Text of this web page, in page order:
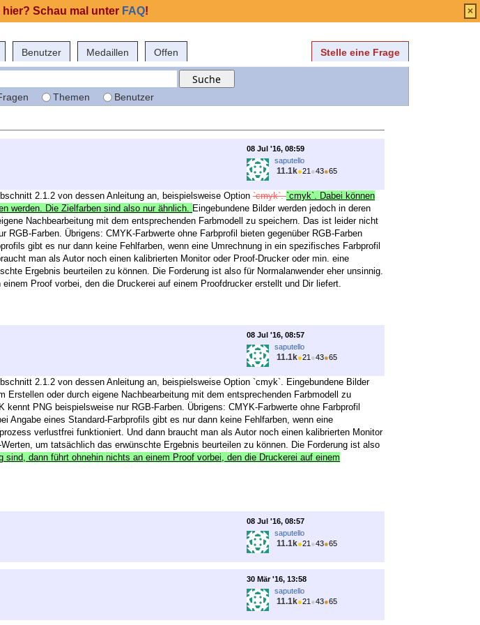
Benutzer Medaillen Offen Stelle eine Frage
Themen Benutzer
08 Jul '16, 08:59
saputello
11.1k●21 ●43●65
2.1.2 von dessen Anleitung an, beispielsweise Option `cmyk`.`cmyk`. Dabei können
werden. Die Zielfarben sind also nur ähnlich. Eingebundene Bilder werden jedoch in deren
Nachbearbeitung mit dem entsprechenden Farbmodell zu speichern. Das ist leider nicht
Farben. Übrigens: CMYK-Farbwerte ohne Farbprofil bieten gegenüber RGB-Farben
gibt es nur dann keine Fehlfarben, wenn eine Umrechnung in ein spezifisches Farbprofil
man als Autor noch einen kalibrierten Monitor oder Proof-Drucker oder min. eine
Ergebnis beurteilen zu können. Die Forderung ist also für Normalanwender eher unsinnig.
Proof vorbei, den die Druckerei auf einem Proofdrucker erstellt und Dir liefert.
08 Jul '16, 08:57
saputello
11.1k●21 ●43●65
2.1.2 von dessen Anleitung an, beispielsweise Option `cmyk`. Eingebundene Bilder
oder durch eigene Nachbearbeitung mit dem entsprechenden Farbmodell zu
PNG beispielsweise nur RGB-Farben. Übrigens: CMYK-Farbwerte ohne Farbprofil
Angabe eines Standard-Farbprofils gibt es nur dann keine Fehlfarben, wenn eine
verlustfrei funktioniert. Und dann braucht man als Autor noch einen kalibrierten Monitor
um tatsächlich das erwünschte Ergebnis beurteilen zu können. Die Forderung ist also
sind, dann führt ohnehin nichts an einem Proof vorbei, den die Druckerei auf einem
08 Jul '16, 08:57
saputello
11.1k●21 ●43●65
30 Mär '16, 13:58
saputello
11.1k●21 ●43●65
Schau mal unter FAQ! ×